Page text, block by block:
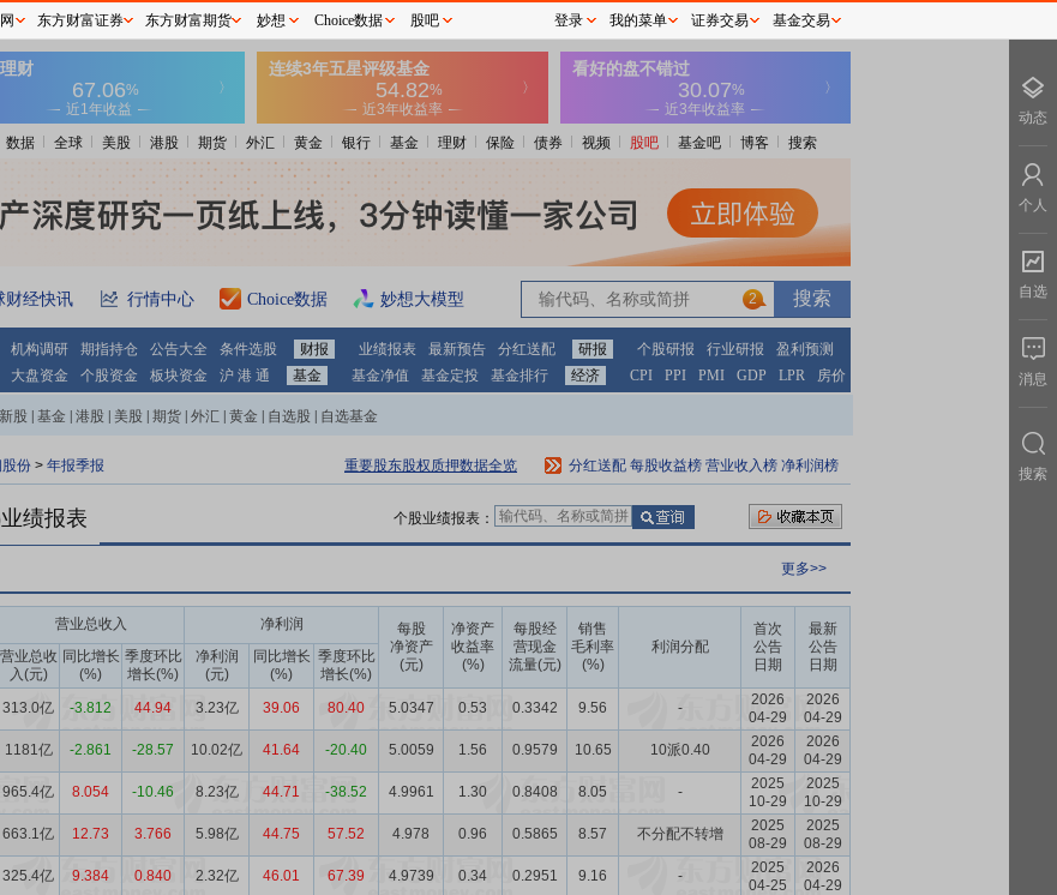
数据 全球 美股 港股 期货 外汇 黄金 银行 基金 理财 保险 债券 视频 股吧 基金吧 博客 搜索
财经快讯 行情中心 Choice数据 妙想大模型 2
机构调研 期指持仓 公告大全 条件选股 财报 业绩报表 最新预告 分红送配 研报 个股研报 行业研报
盈利预测
大盘资金 个股资金 板块资金 沪 港 通 基金 基金净值 基金定投 基金排行 经济 CPI PPI PMI GDP LPR 房价
新股 基金 港股 美股 期货 外汇 黄金 自选股 自选基金
份 > 年报季报 重要股东股权质押数据全览 分红送配 每股收益榜 营业收入榜 净利润榜
绩报表 个股业绩报表：
更多>>
营业总收入 净利润
每股
净资产
(元)
净资产
收益率
(%)
每股经
营现金
流量(元)
销售
毛利率
(%)
利润分配
首次
公告
日期
最新
公告
日期
营业总收
入(元)
同比增长
(%)
季度环比
增长(%)
净利润
(元)
同比增长
(%)
季度环比
增长(%)
313.0亿 -3.812 44.94 3.23亿 39.06 80.40 5.0347 0.53 0.3342 9.56 -
2026
04-29
2026
04-29
1181亿 -2.861 -28.57 10.02亿 41.64 -20.40 5.0059 1.56 0.9579 10.65 10派0.40
2026
04-29
2026
04-29
965.4亿 8.054 -10.46 8.23亿 44.71 -38.52 4.9961 1.30 0.8408 8.05 -
2025
10-29
2025
10-29
663.1亿 12.73 3.766 5.98亿 44.75 57.52 4.978 0.96 0.5865 8.57 不分配不转增
2025
08-29
2025
08-29
325.4亿 9.384 0.840 2.32亿 46.01 67.39 4.9739 0.34 0.2951 9.16 -
2025
04-25
2026
04-29
东方财富证券 东方财富期货 妙想 Choice数据 股吧 登录 我的菜单 证券交易 基金交易
动态
个人
自选
消息
搜索